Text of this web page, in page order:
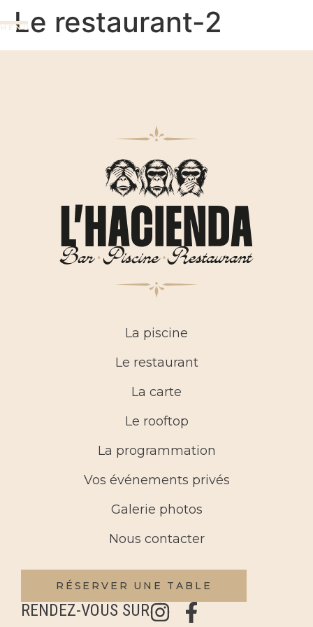
M E N ULe restaurant-2
La piscine
Le restaurant
La carte
Le rooftop
La programmation
Vos événements privés
Galerie photos
Nous contacter
RÉSERVER UNE TABLE
RENDEZ-VOUS SUR